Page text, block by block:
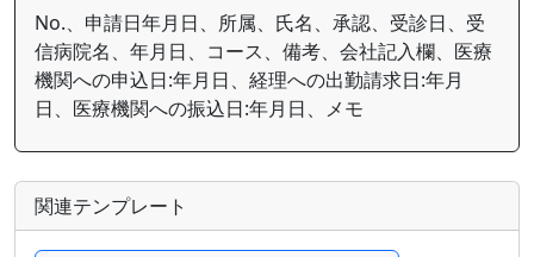
No.、申請日年月日、所属、氏名、承認、受診日、受
信病院名、年月日、コース、備考、会社記入欄、医療
機関への申込日:年月日、経理への出勤請求日:年月
日、医療機関への振込日:年月日、メモ
関連テンプレート